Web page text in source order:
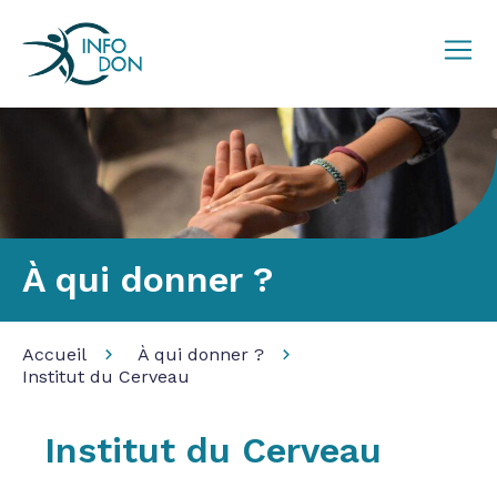
À qui donner ?
Accueil
À qui donner ?
Institut du Cerveau
Institut du Cerveau